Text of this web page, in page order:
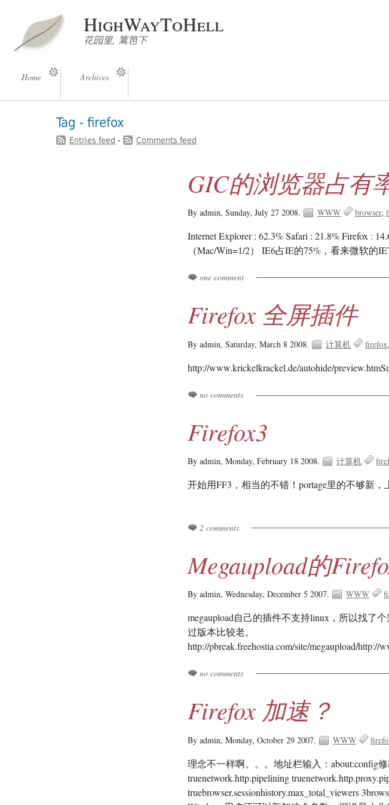
HighWayToHell
花园里, 篱笆下
Home Archives
Tag - firefox
Entries feed - Comments feed
GIC的浏览器占有
By admin,Sunday, July 27 2008. WWW browser
Internet Explorer : 62.3% Safari : 21.8% Firefox :
（Mac/Win=1/2） IE6占IE的75%，看来微软的
one comment
Firefox 全屏插件
By admin,Saturday, March 8 2008. 计算机 firefox
http://www.krickelkrackel.de/autohide/
no comments
Firefox3
By admin,Monday, February 18 2008. 计算机
开始用FF3，相当的不错！portage里的不够新
2 comments
Megaupload的
By admin,Wednesday, December 5 2007. WWW
megaupload自己的插件不支持linux，所以找了
过版本比较老。
http://pbreak.freehostia.com/site/megaupload/http://
no comments
Firefox 加速？
By admin,Monday, October 29 2007. WWW
理念不一样啊。。。地址栏输入：about:config
truenetwork.http.pipelining
truebrowser.sessionhistory.max_total_viewers